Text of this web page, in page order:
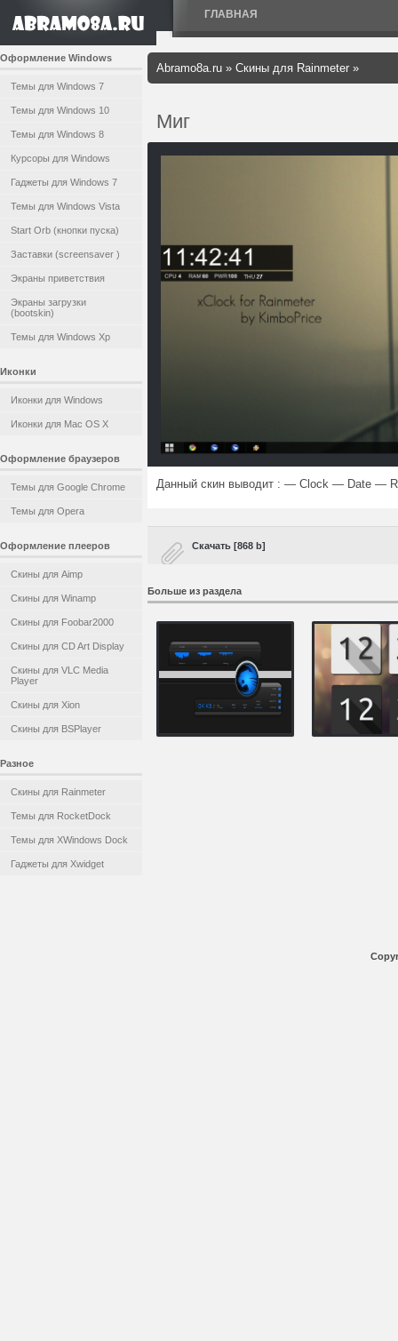
ГЛАВНАЯ
Оформление Windows
Темы для Windows 7
Темы для Windows 10
Темы для Windows 8
Курсоры для Windows
Гаджеты для Windows 7
Темы для Windows Vista
Start Orb (кнопки пуска)
Заставки (screensaver )
Экраны приветствия
Экраны загрузки
(bootskin)
Темы для Windows Xp
Иконки
Иконки для Windows
Иконки для Mac OS X
Оформление браузеров
Темы для Google Chrome
Темы для Opera
Оформление плееров
Скины для Aimp
Скины для Winamp
Скины для Foobar2000
Скины для CD Art Display
Скины для VLC Media
Player
Скины для Xion
Скины для BSPlayer
Разное
Скины для Rainmeter
Темы для RocketDock
Темы для XWindows Dock
Гаджеты для Xwidget
Abramo8a.ru » Скины для Rainmeter »
Миг
Данный скин выводит : — Clock — Date —
Скачать [868 b]
Больше из раздела